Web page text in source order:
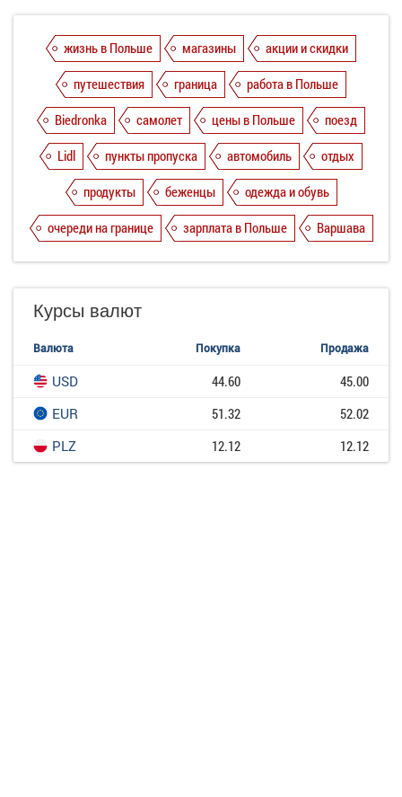
жизнь в Польше магазины
акции и скидки
путешествия
граница
работа в Польше
Biedronka
самолет цены в Польше
поезд
Lidl
пункты пропуска автомобиль
отдых
продукты
беженцы
одежда и обувь
очереди на границе
зарплата в Польше Варшава
Курсы валют
Валюта Покупка Продажа
USD 44.60
45.00
EUR
51.32
52.02
PLZ
12.12 12.12